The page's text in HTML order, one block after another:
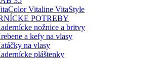
Vitaline VitaStyle
POTREBY
nožnice a britvy
a kefy na vlasy
na vlasy
pláštenky